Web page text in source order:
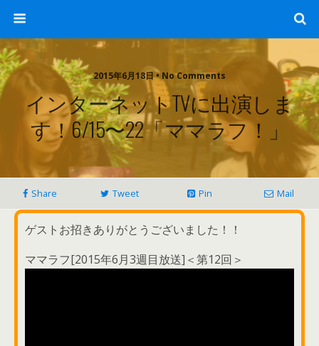
2015年6月18日 • No Comments
インターネットTVに出演しま
す！6/15〜22「ママラフ！」
Share Tweet Pin Mail
ゲストお招きありがとうございました！！
ママラフ[2015年6月3週目放送]＜第12回＞